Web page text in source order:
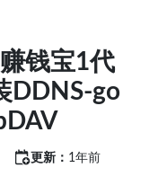
钱宝1代
DDNS-go
更新： 1年前